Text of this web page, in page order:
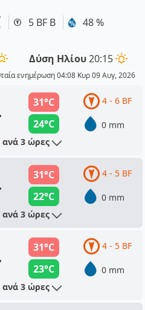
5 BF Β 48 %
Δύση Ηλίου20:15
ενημέρωση 04:08 Κυρ 09 Αυγ, 2026
31°C
24°C
4 - 6 BF
0 mm
3 ώρες
31°C
22°C
4 - 5 BF
0 mm
3 ώρες
31°C
23°C
4 - 5 BF
0 mm
3 ώρες